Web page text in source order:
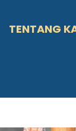
TENTANG